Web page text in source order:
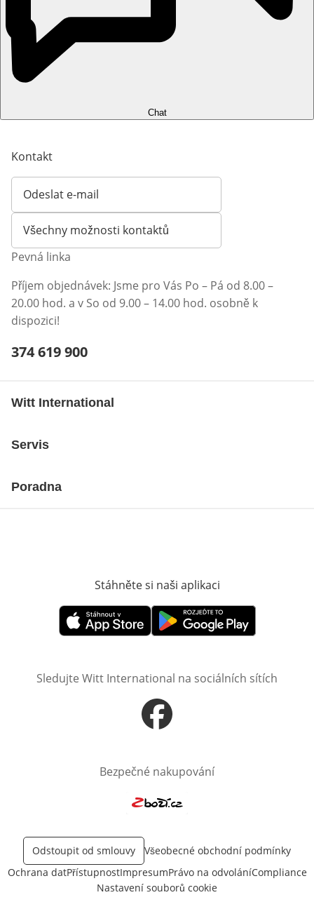
Chat
Kontakt
Odeslat e-mail
Otevírá e-mailového klienta
Všechny možnosti kontaktů
Pevná linka
Příjem objednávek: Jsme pro Vás Po – Pá od 8.00 –
20.00 hod. a v So od 9.00 – 14.00 hod. osobně k
dispozici!
Telefonní číslo:
374 619 900
Witt International
Servis
Poradna
Stáhněte si naši aplikaci
Otevře v novém okněOtevře v novém okně
Sledujte Witt International na sociálních sítích
Otevře v novém okně
Bezpečné nakupování
Odstoupit od smlouvy
Všeobecné obchodní podmínky
Ochrana datPřístupnostImpresumPrávo na odvoláníCompliance
Nastavení souborů cookie